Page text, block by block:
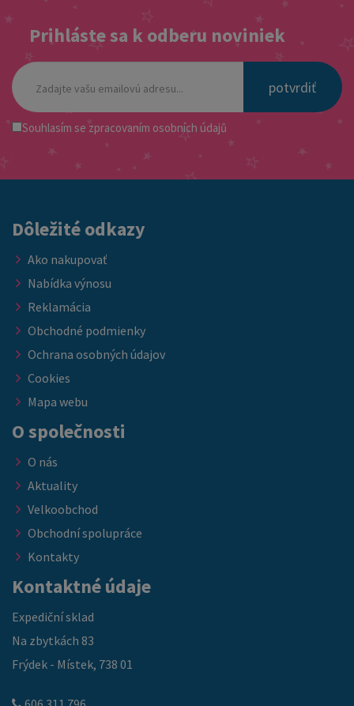
Prihláste sa k odberu noviniek
potvrdiť
Souhlasím se zpracovaním osobních údajů
Dôležité odkazy
Ako nakupovať
Nabídka výnosu
Reklamácia
Obchodné podmienky
Ochrana osobných údajov
Cookies
Mapa webu
O společnosti
O nás
Aktuality
Velkoobchod
Obchodní spolupráce
Kontakty
Kontaktné údaje
Expediční sklad
Na zbytkách 83
Frýdek - Místek, 738 01